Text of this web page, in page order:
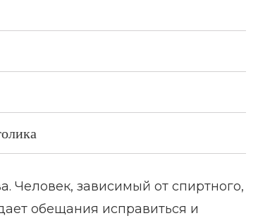
Человек, зависимый от спиртного,
обещания исправиться и